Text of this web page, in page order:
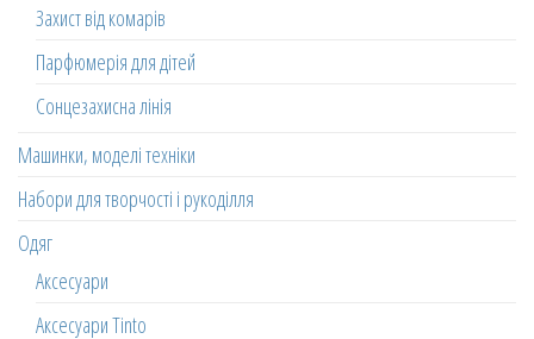
Захист від комарів
Парфюмерія для дітей
Сонцезахисна лінія
Машинки, моделі техніки
Набори для творчості і рукоділля
Одяг
Аксесуари
Аксесуари Tinto